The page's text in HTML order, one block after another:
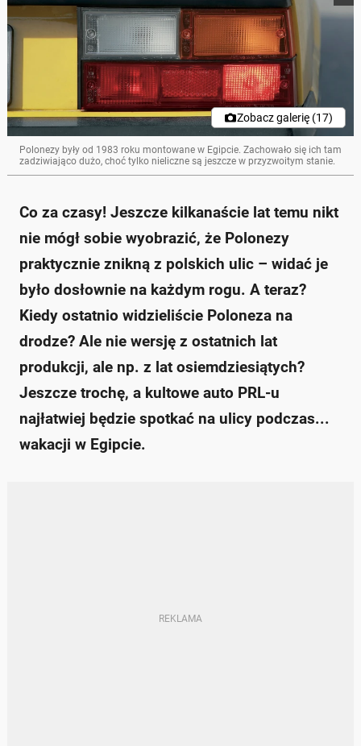
Zobacz galerię (17)
Polonezy były od 1983 roku montowane w Egipcie. Zachowało się ich tam
zadziwiająco dużo, choć tylko nieliczne są jeszcze w przyzwoitym stanie.
Co za czasy! Jeszcze kilkanaście lat temu nikt
nie mógł sobie wyobrazić, że Polonezy
praktycznie znikną z polskich ulic – widać je
było dosłownie na każdym rogu. A teraz?
Kiedy ostatnio widzieliście Poloneza na
drodze? Ale nie wersję z ostatnich lat
produkcji, ale np. z lat osiemdziesiątych?
Jeszcze trochę, a kultowe auto PRL-u
najłatwiej będzie spotkać na ulicy podczas...
wakacji w Egipcie.